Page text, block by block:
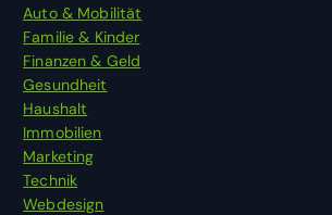
Auto & Mobilität
Familie & Kinder
Finanzen & Geld
Gesundheit
Haushalt
Immobilien
Marketing
Technik
Webdesign